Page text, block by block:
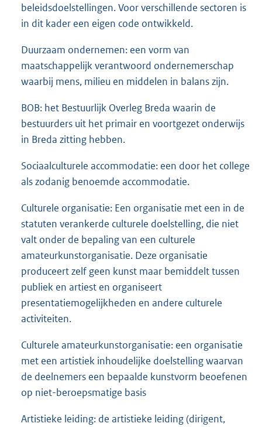
beleidsdoelstellingen. Voor verschillende sectoren is
in dit kader een eigen code ontwikkeld.
Duurzaam ondernemen: een vorm van
maatschappelijk verantwoord ondernemerschap
waarbij mens, milieu en middelen in balans zijn.
BOB: het Bestuurlijk Overleg Breda waarin de
bestuurders uit het primair en voortgezet onderwijs
in Breda zitting hebben.
Sociaalculturele accommodatie: een door het college
als zodanig benoemde accommodatie.
Culturele organisatie: Een organisatie met een in de
statuten verankerde culturele doelstelling, die niet
valt onder de bepaling van een culturele
amateurkunstorganisatie. Deze organisatie
produceert zelf geen kunst maar bemiddelt tussen
publiek en artiest en organiseert
presentatiemogelijkheden en andere culturele
activiteiten.
Culturele amateurkunstorganisatie: een organisatie
met een artistiek inhoudelijke doelstelling waarvan
de deelnemers een bepaalde kunstvorm beoefenen
op niet-beroepsmatige basis
Artistieke leiding: de artistieke leiding (dirigent,